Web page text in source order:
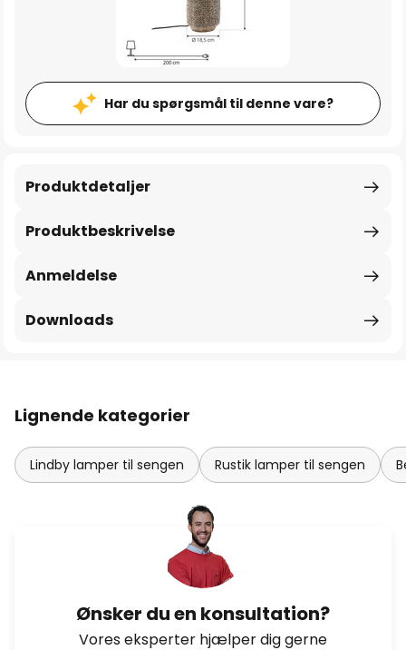
Har du spørgsmål til denne vare?
Produktbeskrivelse
Produktdetaljer
Anmeldelse
Downloads
Lignende kategorier
Lindby lamper til sengen Rustik lamper til sengen
Ønsker du en konsultation?
Vores eksperter hjælper dig gerne